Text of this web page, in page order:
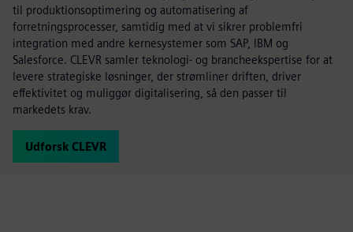
til produktionsoptimering og automatisering af
forretningsprocesser, samtidig med at vi sikrer problemfri
integration med andre kernesystemer som SAP, IBM og
Salesforce. CLEVR samler teknologi- og brancheekspertise for at
levere strategiske løsninger, der strømliner driften, driver
effektivitet og muliggør digitalisering, så den passer til
markedets krav.
Udforsk CLEVR